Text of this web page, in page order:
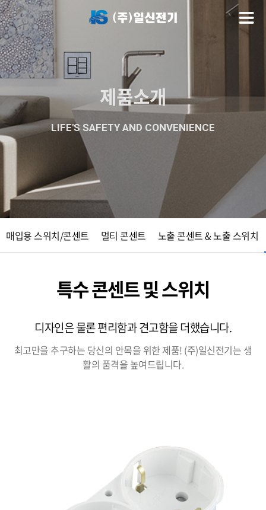
제품소개
LIFE'S SAFETY AND CONVENIENCE
매입용 스위치/콘센트 멀티 콘센트 노출 콘센트 & 노출 스위치
특수 콘센트 및 스위치
디자인은 물론 편리함과 견고함을 더했습니다.
최고만을 추구하는 당신의 안목을 위한 제품! (주)일신전기는 생
활의 품격을 높여드립니다.